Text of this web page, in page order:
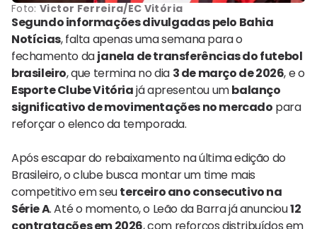
Foto:Victor Ferreira/EC Vitória
Segundo informações divulgadas pelo Bahia
Notícias, falta apenas uma semana para o
fechamento dajanela de transferências do futebol
brasileiro, que termina no dia 3 de março de 2026, e o
Esporte Clube Vitóriajá apresentou umbalanço
significativo de movimentações no mercado para
reforçar o elenco da temporada.
Após escapar do rebaixamento na última edição do
Brasileiro, o clube busca montar um time mais
competitivo em seuterceiro ano consecutivo na
Série A. Até o momento, o Leão da Barra já anunciou12
contratações em 2026, com reforços distribuídos em